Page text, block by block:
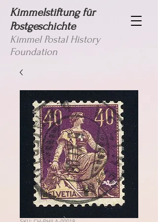
Kimmelstiftung für
Postgeschichte
Kimmel Postal History
Foundation